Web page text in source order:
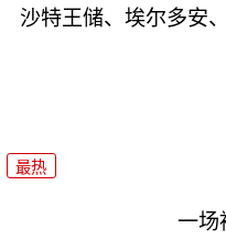
沙特王储、埃尔多安
最热
一场